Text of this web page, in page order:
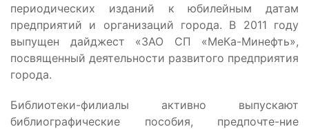
периодических изданий к юбилейным датам
предприятий и организаций города. В 2011 году
выпущен дайджест «ЗАО СП «МеКа-Минефть»,
посвященный деятельности развитого предприятия
города.
Библиотеки-филиалы активно выпускают
библиографические пособия, предпочте-ние